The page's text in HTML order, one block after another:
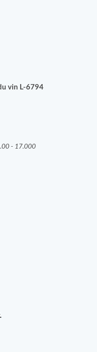
vin L-6794
- 17.000